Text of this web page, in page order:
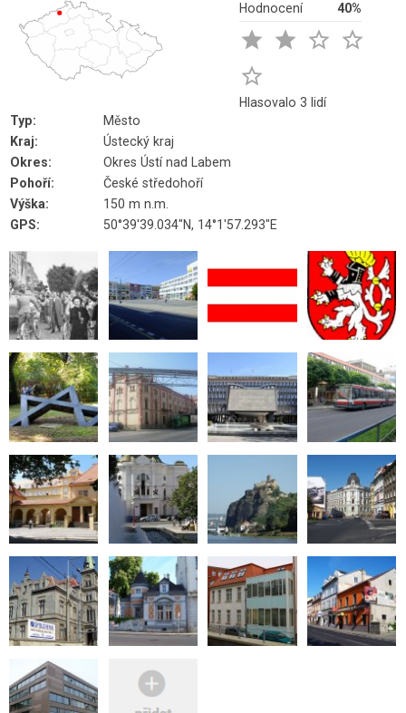
Hodnocení 40%
   

Hlasovalo 3 lidí
Typ:
Město
Kraj:
Ústecký kraj
Okres:
Okres Ústí nad Labem
Pohoří:
České středohoří
Výška:
150 m n.m.
GPS:
50°39'39.034"N, 14°1'57.293"E